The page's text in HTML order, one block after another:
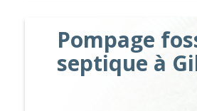
Pompage
septique à